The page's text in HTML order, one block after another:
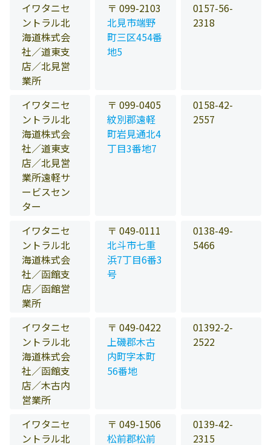
イワタニセ
ントラル北
海道株式会
社／道東支
店／北見営
業所
〒 099-2103
北見市端野
町三区454番
地5
0157-56-
2318
イワタニセ
ントラル北
海道株式会
社／道東支
店／北見営
業所遠軽サ
ービスセン
ター
〒 099-0405
紋別郡遠軽
町岩見通北4
丁目3番地7
0158-42-
2557
イワタニセ
ントラル北
海道株式会
社／函館支
店／函館営
業所
〒 049-0111
北斗市七重
浜7丁目6番3
号
0138-49-
5466
イワタニセ
ントラル北
海道株式会
社／函館支
店／木古内
営業所
〒 049-0422
上磯郡木古
内町字本町
56番地
01392-2-
2522
イワタニセ
ントラル北
〒 049-1506
松前郡松前
0139-42-
2315